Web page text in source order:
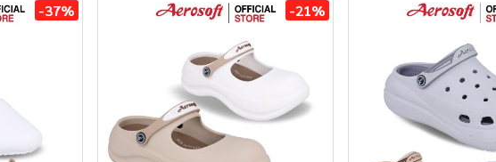
-37% -21%